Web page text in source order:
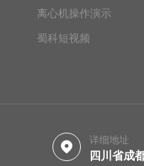
离心机操作演示
蜀科短视频
详细地址
四川省成